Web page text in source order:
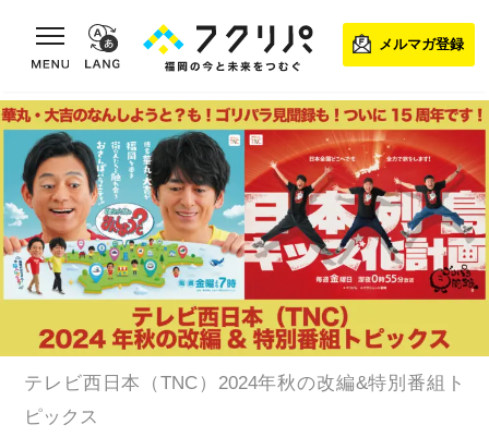
toggle
navigation
メルマガ登録
テレビ西日本（TNC）2024年秋の改編&特別番組ト
ピックス